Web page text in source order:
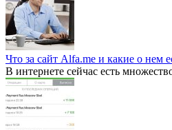
Что за сайт Alfa.me и какие о нем
В интернете сейчас есть